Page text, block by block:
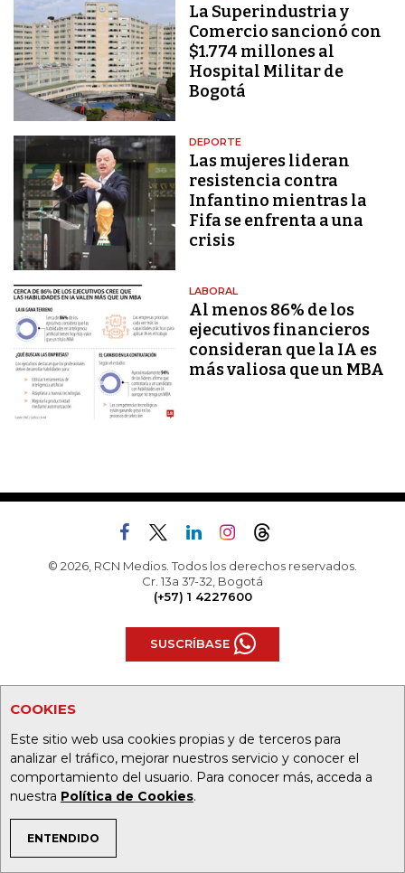
COOKIES
Este sitio web usa cookies propias y de terceros para
analizar el tráfico, mejorar nuestros servicio y conocer el
comportamiento del usuario. Para conocer más, acceda a
nuestra Política de Cookies.
ENTENDIDO
TEMAS DE INTERÉS
La Superindustria y
Comercio sancionó con
$1.774 millones al
Hospital Militar de
Bogotá
DEPORTE
Las mujeres lideran
resistencia contra
Infantino mientras la
Fifa se enfrenta a una
crisis
LABORAL
Al menos 86% de los
ejecutivos financieros
consideran que la IA es
más valiosa que un MBA
© 2026, RCN Medios. Todos los derechos reservados.
Cr. 13a 37-32, Bogotá
(+57) 1 4227600
SUSCRÍBASE
Agronegocios Alta Gerencia
Análisis
Caja Fuerte